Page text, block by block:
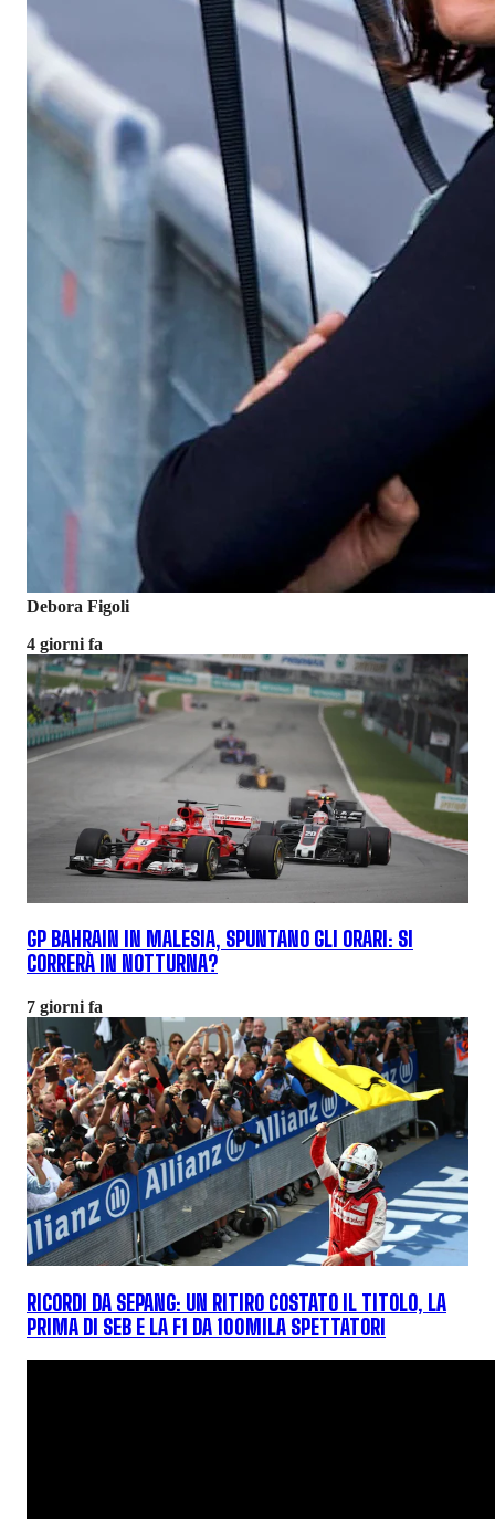
Debora Figoli
4 giorni fa
GP BAHRAIN IN MALESIA, SPUNTANO GLI ORARI: SI
CORRERÀ IN NOTTURNA?
7 giorni fa
RICORDI DA SEPANG: UN RITIRO COSTATO IL TITOLO, LA
PRIMA DI SEB E LA F1 DA 100MILA SPETTATORI